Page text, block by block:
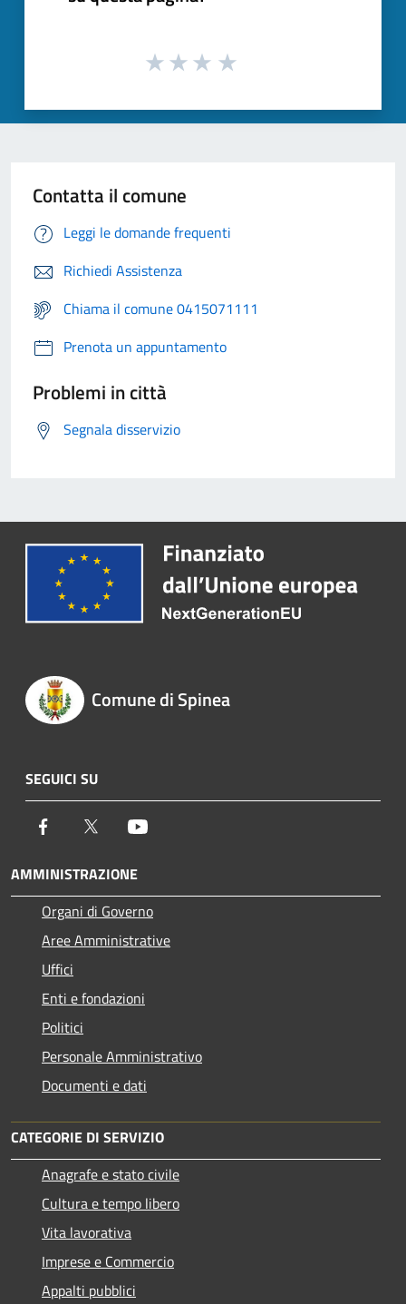
Contatta il comune
Leggi le domande frequenti
Richiedi Assistenza
Chiama il comune 0415071111
Prenota un appuntamento
Problemi in città
Segnala disservizio
Comune di Spinea
SEGUICI SU
Facebook Twitter
AMMINISTRAZIONE
Organi di Governo
Aree Amministrative
Uffici
Enti e fondazioni
Politici
Personale Amministrativo
Documenti e dati
CATEGORIE DI SERVIZIO
Anagrafe e stato civile
Cultura e tempo libero
Vita lavorativa
Imprese e Commercio
Appalti pubblici